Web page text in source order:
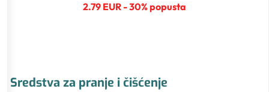
2.79 EUR - 30% popusta
Sredstva za pranje i čišćenje